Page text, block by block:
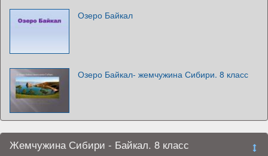
Озеро Байкал
Озеро Байкал- жемчужина Сибири. 8 класс
Жемчужина Сибири - Байкал. 8 класс